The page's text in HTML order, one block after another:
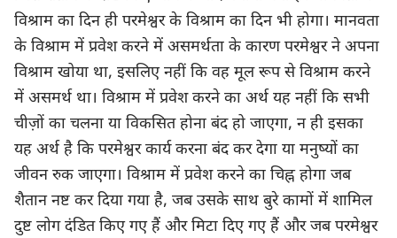
विश्राम का दिन ही परमेश्वर के विश्राम का दिन भी होगा। मानवता
के विश्राम में प्रवेश करने में असमर्थता के कारण परमेश्वर ने अपना
विश्राम खोया था, इसलिए नहीं कि वह मूल रूप से विश्राम करने
में असमर्थ था। विश्राम में प्रवेश करने का अर्थ यह नहीं कि सभी
चीज़ों का चलना या विकसित होना बंद हो जाएगा, न ही इसका
यह अर्थ है कि परमेश्वर कार्य करना बंद कर देगा या मनुष्यों का
जीवन रुक जाएगा। विश्राम में प्रवेश करने का चिह्न होगा जब
शैतान नष्ट कर दिया गया है, जब उसके साथ बुरे कामों में शामिल
दुष्ट लोग दंडित किए गए हैं और मिटा दिए गए हैं और जब परमेश्वर